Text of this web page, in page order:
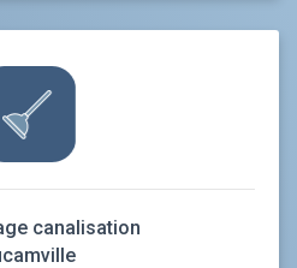
canalisation